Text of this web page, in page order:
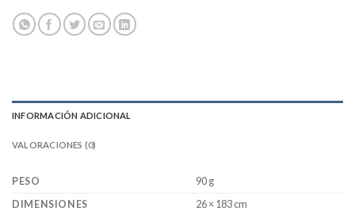
INFORMACIÓN ADICIONAL
VALORACIONES (0)
PESO
90 g
DIMENSIONES
26 × 183 cm